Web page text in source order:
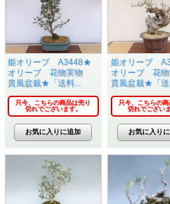
姫オリーブ A3448★
オリーブ 花物実物
貴風盆栽★「送料...
只今、こちらの商品は売り
切れでございます。
姫オリーブ
オリーブ 花
貴風盆栽★「送
只今、こちらの商
切れでござい